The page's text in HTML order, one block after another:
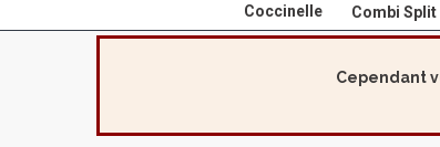
Coccinelle Combi Split
Cependant